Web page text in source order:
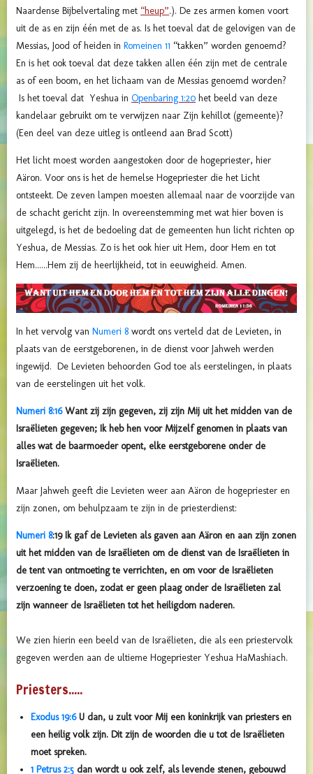
Naardense Bijbelvertaling met “heup”.). De zes armen komen voort
uit de as en zijn één met de as. Is het toeval dat de gelovigen van de
Messias, Jood of heiden in Romeinen 11 “takken” worden genoemd?
En is het ook toeval dat deze takken allen één zijn met de centrale
as of een boom, en het lichaam van de Messias genoemd worden?
Is het toeval dat Yeshua in Openbaring 1:20 het beeld van deze
kandelaar gebruikt om te verwijzen naar Zijn kehillot (gemeente)?
(Een deel van deze uitleg is ontleend aan Brad Scott)
Het licht moest worden aangestoken door de hogepriester, hier
Aäron. Voor ons is het de hemelse Hogepriester die het Licht
ontsteekt. De zeven lampen moesten allemaal naar de voorzijde van
de schacht gericht zijn. In overeenstemming met wat hier boven is
uitgelegd, is het de bedoeling dat de gemeenten hun licht richten op
Yeshua, de Messias. Zo is het ook hier uit Hem, door Hem en tot
Hem......Hem zij de heerlijkheid, tot in eeuwigheid. Amen.
In het vervolg van Numeri 8 wordt ons verteld dat de Levieten, in
plaats van de eerstgeborenen, in de dienst voor Jahweh werden
ingewijd. De Levieten behoorden God toe als eerstelingen, in plaats
van de eerstelingen uit het volk.
Numeri 8:16 Want zij zijn gegeven, zij zijn Mij uit het midden van de
Israëlieten gegeven; Ik heb hen voor Mijzelf genomen in plaats van
alles wat de baarmoeder opent, elke eerstgeborene onder de
Israëlieten.
Maar Jahweh geeft die Levieten weer aan Aäron de hogepriester en
zijn zonen, om behulpzaam te zijn in de priesterdienst:
Numeri 8:19 Ik gaf de Levieten als gaven aan Aäron en aan zijn zonen
uit het midden van de Israëlieten om de dienst van de Israëlieten in
de tent van ontmoeting te verrichten, en om voor de Israëlieten
verzoening te doen, zodat er geen plaag onder de Israëlieten zal
zijn wanneer de Israëlieten tot het heiligdom naderen.
We zien hierin een beeld van de Israëlieten, die als een priestervolk
gegeven werden aan de ultieme Hogepriester Yeshua HaMashiach.
Priesters.....
Exodus 19:6U dan, u zult voor Mij een koninkrijk van priesters en
een heilig volk zijn. Dit zijn de woorden die u tot de Israëlieten
moet spreken.
1 Petrus 2:5 dan wordt u ook zelf, als levende stenen, gebouwd